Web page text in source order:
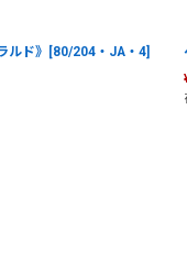
ルド》[80/204・JA・4]